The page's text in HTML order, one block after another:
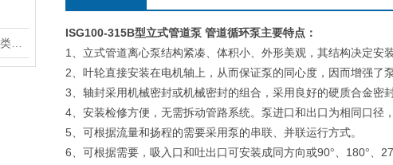
ISG100-315B型立式管道泵 管道循环泵主要特点：
1 、立式管道离心泵结构紧凑、体积小、外形美观，其结构决定安
2、叶轮直接安装在电机轴上，从而保证泵的同心度，因而增强了
3、轴封采用机械密封或机械密封的组合，采用良好的硬质合金密
4、安装检修方便，无需拆动管路系统。泵进口和出口为相同口径
5、可根据流量和扬程的需要采用泵的串联、并联运行方式。
6、可根据需要，吸入口和吐出口可安装成同方向或90°、 180°、